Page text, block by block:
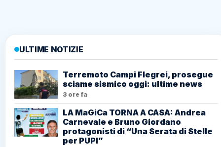
ULTIME NOTIZIE
Terremoto Campi Flegrei, prosegue
sciame sismico oggi: ultime news
3 ore fa
LA MaGiCa TORNA A CASA: Andrea
Carnevale e Bruno Giordano
protagonisti di “Una Serata di Stelle
per PUPI”